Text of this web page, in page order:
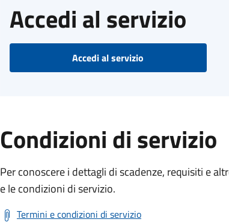
Accedi al servizio
Accedi al servizio
Condizioni di servizio
Per conoscere i dettagli di scadenze, requisiti e
e le condizioni di servizio.
Termini e condizioni di servizio